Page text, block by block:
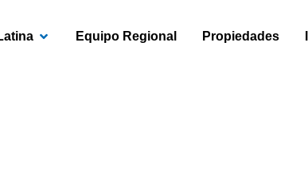
OPEN AMÉRICA LATINA
Equipo Regional Propiedades